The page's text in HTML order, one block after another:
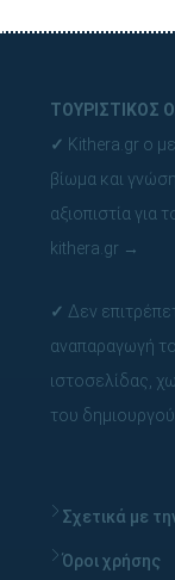
ΤΟΥΡΙΣΤΙΚΟΣ
✓ Kithera.gr ο
βίωμα και
αξιοπιστία για
kithera.gr →
✓ Δεν
αναπαραγωγή
ιστοσελίδας,
του δημιουργού.
Σχετικά με
Όροι χρήσης